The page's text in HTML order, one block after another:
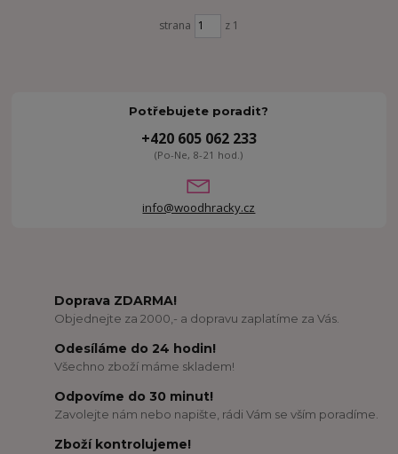
strana z 1
Potřebujete poradit?
+420 605 062 233
(Po-Ne, 8-21 hod.)
info@woodhracky.cz
Doprava ZDARMA!
Objednejte za 2000,- a dopravu zaplatíme za Vás.
Odesíláme do 24 hodin!
Všechno zboží máme skladem!
Odpovíme do 30 minut!
Zavolejte nám nebo napište, rádi Vám se vším poradíme.
Zboží kontrolujeme!